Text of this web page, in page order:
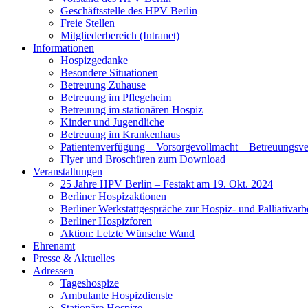
Geschäftsstelle des HPV Berlin
Freie Stellen
Mitgliederbereich (Intranet)
Informationen
Hospizgedanke
Besondere Situationen
Betreuung Zuhause
Betreuung im Pflegeheim
Betreuung im stationären Hospiz
Kinder und Jugendliche
Betreuung im Krankenhaus
Patientenverfügung – Vorsorgevollmacht –
Flyer und Broschüren zum Download
Veranstaltungen
25 Jahre HPV Berlin – Festakt am 19. Okt. 2024
Berliner Hospizaktionen
Berliner Werkstattgespräche zur Hospiz- und
Berliner Hospizforen
Aktion: Letzte Wünsche Wand
Ehrenamt
Presse & Aktuelles
Adressen
Tageshospize
Ambulante Hospizdienste